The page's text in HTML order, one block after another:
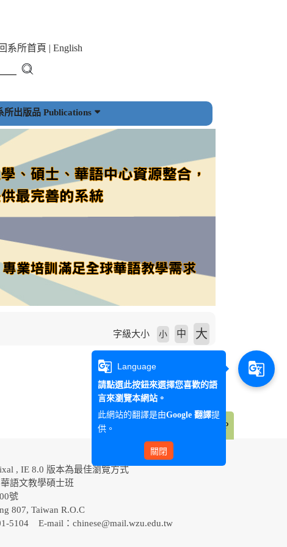
回系所首頁 English
所出版品 Publications
字級大小 小 中 大
, IE 8.0 版本為最佳瀏覽方式
語文教學碩士班
號
807, Taiwan R.O.C
5104 E-mail： chinese@mail.wzu.edu.tw
TOP
g_translate Language
請點選此按鈕來選擇您喜歡的語
言來瀏覽本網站。
此網站的翻譯是由Google 翻譯提
供。
關閉
g_translate